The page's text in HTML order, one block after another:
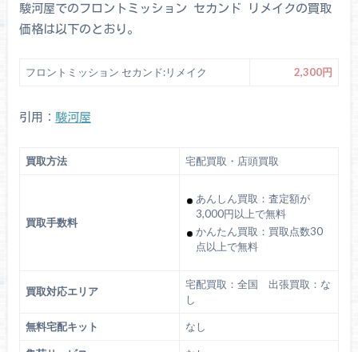
駿河屋でのフロントミッション セカンド リメイクの買取
価格は以下のとおり。
フロントミッション セカンド:リメイク 2,300円
引用： 駿河屋
買取方法 宅配買取・店頭買取
買取手数料
あんしん買取：査定額が
3,000円以上で無料
かんたん買取：買取点数30
点以上で無料
買取対応エリア
宅配買取：全国 出張買取：な
し
無料宅配キット なし